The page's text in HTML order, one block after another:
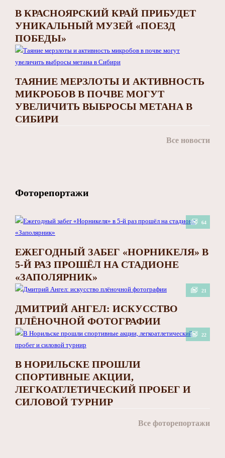
В КРАСНОЯРСКИЙ КРАЙ ПРИБУДЕТ
УНИКАЛЬНЫЙ МУЗЕЙ «ПОЕЗД
ПОБЕДЫ»
ТАЯНИЕ МЕРЗЛОТЫ И АКТИВНОСТЬ
МИКРОБОВ В ПОЧВЕ МОГУТ
УВЕЛИЧИТЬ ВЫБРОСЫ МЕТАНА В
СИБИРИ
Все новости
Фоторепортажи
64
ЕЖЕГОДНЫЙ ЗАБЕГ «НОРНИКЕЛЯ» В
5-Й РАЗ ПРОШЁЛ НА СТАДИОНЕ
«ЗАПОЛЯРНИК»
21
ДМИТРИЙ АНГЕЛ: ИСКУССТВО
ПЛЁНОЧНОЙ ФОТОГРАФИИ
22
В НОРИЛЬСКЕ ПРОШЛИ
СПОРТИВНЫЕ АКЦИИ,
ЛЕГКОАТЛЕТИЧЕСКИЙ ПРОБЕГ И
СИЛОВОЙ ТУРНИР
Все фоторепортажи